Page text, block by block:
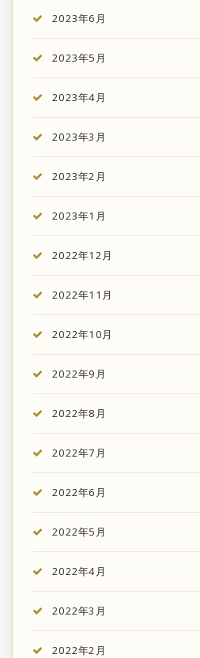
2023年6月
2023年5月
2023年4月
2023年3月
2023年2月
2023年1月
2022年12月
2022年11月
2022年10月
2022年9月
2022年8月
2022年7月
2022年6月
2022年5月
2022年4月
2022年3月
2022年2月